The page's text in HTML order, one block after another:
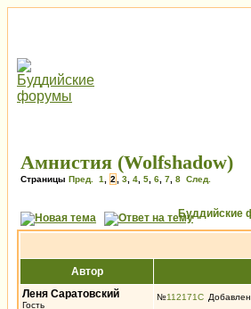
Амнистия (Wolfshadow)
Страницы Пред. 1 2 3 4 5 6 7 8 След.
Буддийские
Автор
Леня Саратовский
Гость
№112171